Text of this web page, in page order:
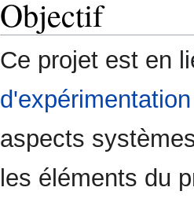
Objectif
Ce projet est en
aspects
les éléments du